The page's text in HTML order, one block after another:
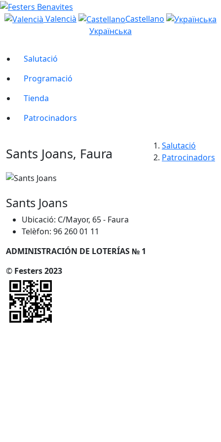
Valencià
Castellano
Українська
Salutació
Programació
Tienda
Patrocinadors
Sants Joans, Faura
Salutació
Patrocinadors
Sants Joans
Ubicació: C/Mayor, 65 - Faura
Telèfon: 96 260 01 11
ADMINISTRACIÓN DE LOTERÍAS № 1
© Festers 2023